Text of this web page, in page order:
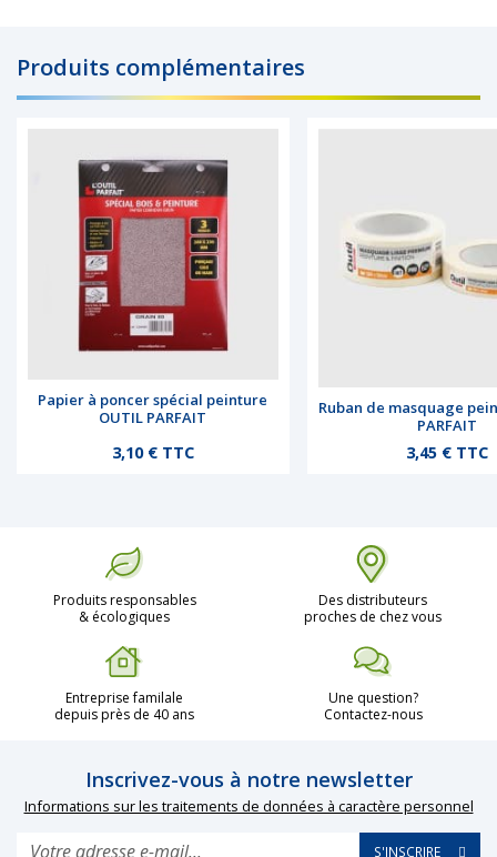
Produits complémentaires
Papier à poncer spécial peinture
OUTIL PARFAIT
Prix
3,10 € TTC
Ruban de masquage
PARFAIT
Prix
3,45 € TTC
Produits responsables
& écologiques
Des distributeurs
proches de chez vous
Entreprise familale
depuis près de 40 ans
Une question?
Contactez-nous
Inscrivez-vous à notre newsletter
Informations sur les traitements de données à caractère personnel
S'INSCRIRE